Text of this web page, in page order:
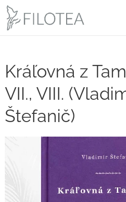
Kráľovná z
VII., VIII.
Štefanič)